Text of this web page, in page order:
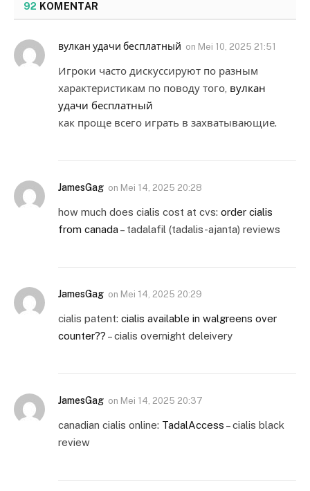
92 KOMENTAR
вулкан удачи бесплатный on Mei 10, 2025 21:51
Игроки часто дискуссируют по разным
характеристикам по поводу того, вулкан
удачи бесплатный
как проще всего играть в захватывающие.
JamesGag on Mei 14, 2025 20:28
how much does cialis cost at cvs: order cialis
from canada – tadalafil (tadalis-ajanta) reviews
JamesGag on Mei 14, 2025 20:29
cialis patent: cialis available in walgreens over
counter?? – cialis overnight deleivery
JamesGag on Mei 14, 2025 20:37
canadian cialis online: TadalAccess – cialis black
review